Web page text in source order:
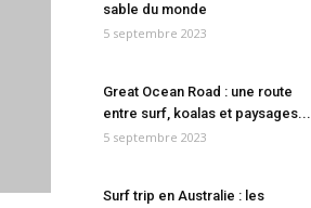
sable du monde
5 septembre 2023
Great Ocean Road : une route
entre surf, koalas et paysages...
5 septembre 2023
Surf trip en Australie : les